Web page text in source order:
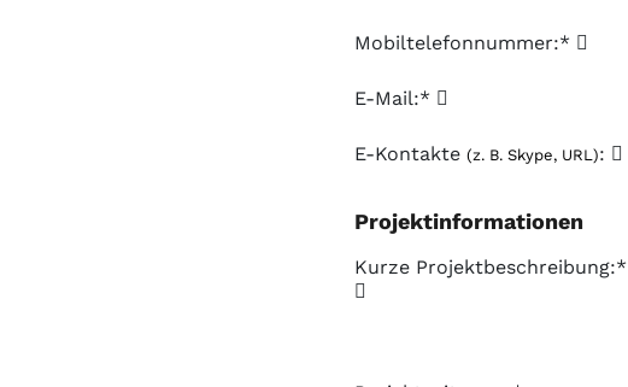
Mobiltelefonnummer:*
E-Mail:*
E-Kontakte (z. B. Skype, URL):
Projektinformationen
Kurze Projektbeschreibung:*